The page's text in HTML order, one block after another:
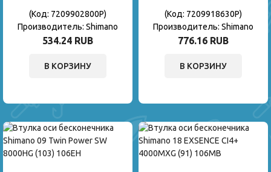
(Код: 7209902800P)
Производитель: Shimano
534.24 RUB
В КОРЗИНУ
(Код: 7209918630P)
Производитель: Shimano
776.16 RUB
В КОРЗИНУ